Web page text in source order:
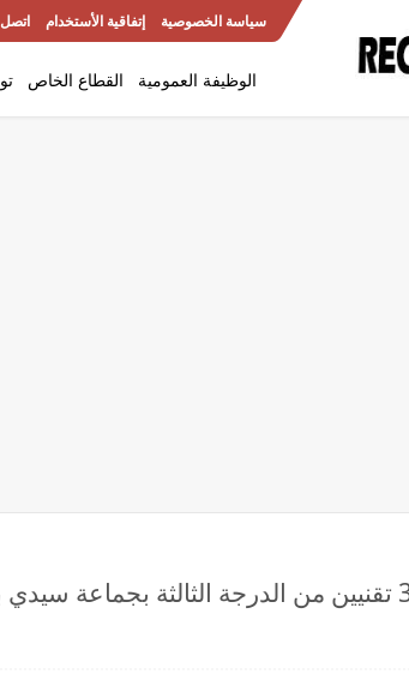
سياسة الخصوصية إتفاقية الأستخدام اتصل
الوظيفة العمومية القطاع الخاص
مباراة توظيف 3 تقنيين من الدرجة الثالثة